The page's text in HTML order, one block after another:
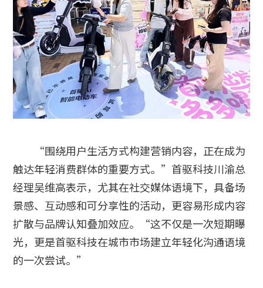
“围绕用户生活方式构建营销内容，正在成为
触达年轻消费群体的重要方式。”首驱科技川渝总
经理吴维高表示，尤其在社交媒体语境下，具备场
景感、互动感和可分享性的活动，更容易形成内容
扩散与品牌认知叠加效应。“这不仅是一次短期曝
光，更是首驱科技在城市市场建立年轻化沟通语境
的一次尝试。”